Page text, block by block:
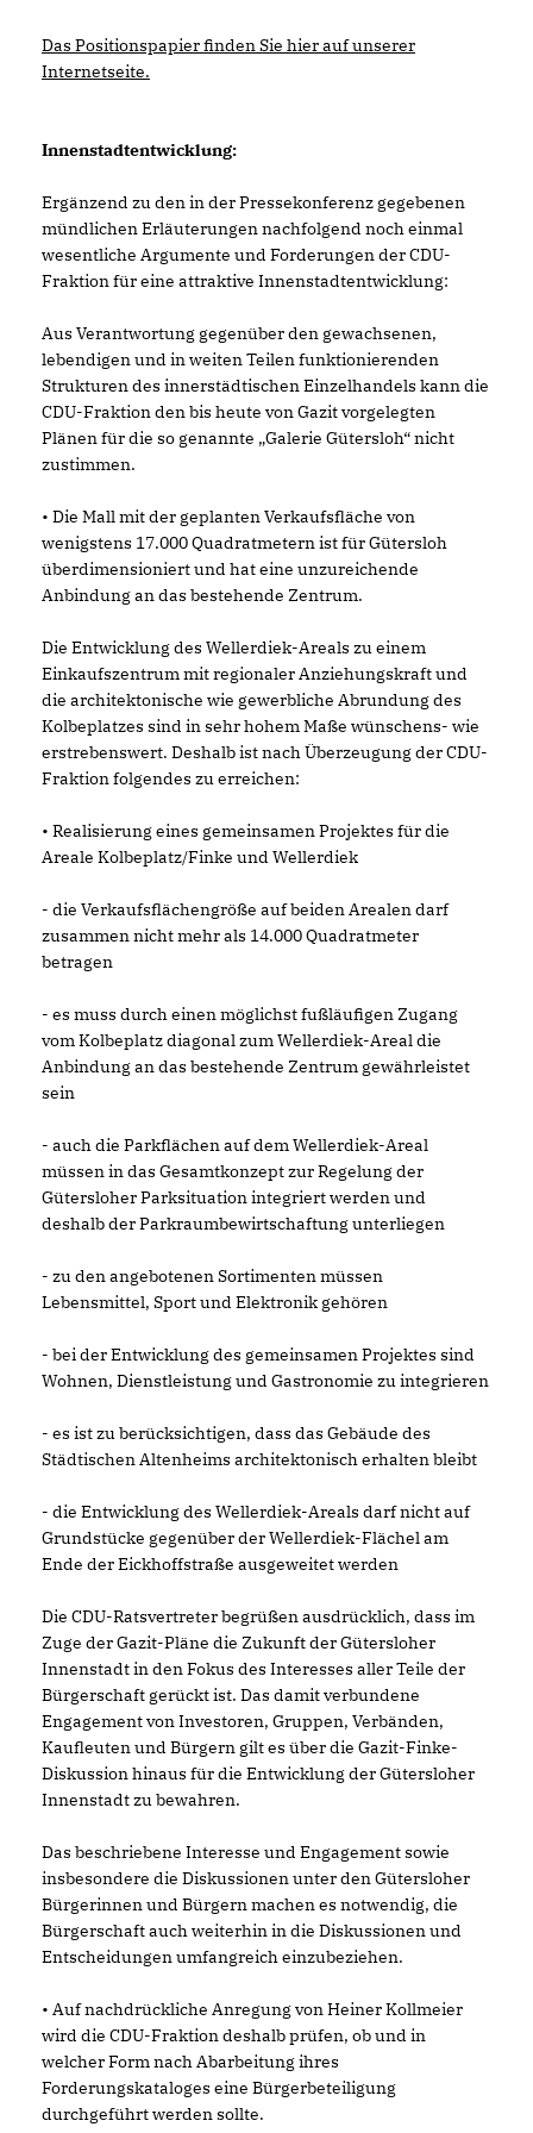
Das Positionspapier finden Sie hier auf unserer
Internetseite.
Innenstadtentwicklung:
Ergänzend zu den in der Pressekonferenz gegebenen
mündlichen Erläuterungen nachfolgend noch einmal
wesentliche Argumente und Forderungen der CDU-
Fraktion für eine attraktive Innenstadtentwicklung:
Aus Verantwortung gegenüber den gewachsenen,
lebendigen und in weiten Teilen funktionierenden
Strukturen des innerstädtischen Einzelhandels kann die
CDU-Fraktion den bis heute von Gazit vorgelegten
Plänen für die so genannte „Galerie Gütersloh“ nicht
zustimmen.
• Die Mall mit der geplanten Verkaufsfläche von
wenigstens 17.000 Quadratmetern ist für Gütersloh
überdimensioniert und hat eine unzureichende
Anbindung an das bestehende Zentrum.
Die Entwicklung des Wellerdiek-Areals zu einem
Einkaufszentrum mit regionaler Anziehungskraft und
die architektonische wie gewerbliche Abrundung des
Kolbeplatzes sind in sehr hohem Maße wünschens- wie
erstrebenswert. Deshalb ist nach Überzeugung der CDU-
Fraktion folgendes zu erreichen:
• Realisierung eines gemeinsamen Projektes für die
Areale Kolbeplatz/Finke und Wellerdiek
- die Verkaufsflächengröße auf beiden Arealen darf
zusammen nicht mehr als 14.000 Quadratmeter
betragen
- es muss durch einen möglichst fußläufigen Zugang
vom Kolbeplatz diagonal zum Wellerdiek-Areal die
Anbindung an das bestehende Zentrum gewährleistet
sein
- auch die Parkflächen auf dem Wellerdiek-Areal
müssen in das Gesamtkonzept zur Regelung der
Gütersloher Parksituation integriert werden und
deshalb der Parkraumbewirtschaftung unterliegen
- zu den angebotenen Sortimenten müssen
Lebensmittel, Sport und Elektronik gehören
- bei der Entwicklung des gemeinsamen Projektes sind
Wohnen, Dienstleistung und Gastronomie zu integrieren
- es ist zu berücksichtigen, dass das Gebäude des
Städtischen Altenheims architektonisch erhalten bleibt
- die Entwicklung des Wellerdiek-Areals darf nicht auf
Grundstücke gegenüber der Wellerdiek-Flächel am
Ende der Eickhoffstraße ausgeweitet werden
Die CDU-Ratsvertreter begrüßen ausdrücklich, dass im
Zuge der Gazit-Pläne die Zukunft der Gütersloher
Innenstadt in den Fokus des Interesses aller Teile der
Bürgerschaft gerückt ist. Das damit verbundene
Engagement von Investoren, Gruppen, Verbänden,
Kaufleuten und Bürgern gilt es über die Gazit-Finke-
Diskussion hinaus für die Entwicklung der Gütersloher
Innenstadt zu bewahren.
Das beschriebene Interesse und Engagement sowie
insbesondere die Diskussionen unter den Gütersloher
Bürgerinnen und Bürgern machen es notwendig, die
Bürgerschaft auch weiterhin in die Diskussionen und
Entscheidungen umfangreich einzubeziehen.
• Auf nachdrückliche Anregung von Heiner Kollmeier
wird die CDU-Fraktion deshalb prüfen, ob und in
welcher Form nach Abarbeitung ihres
Forderungskataloges eine Bürgerbeteiligung
durchgeführt werden sollte.